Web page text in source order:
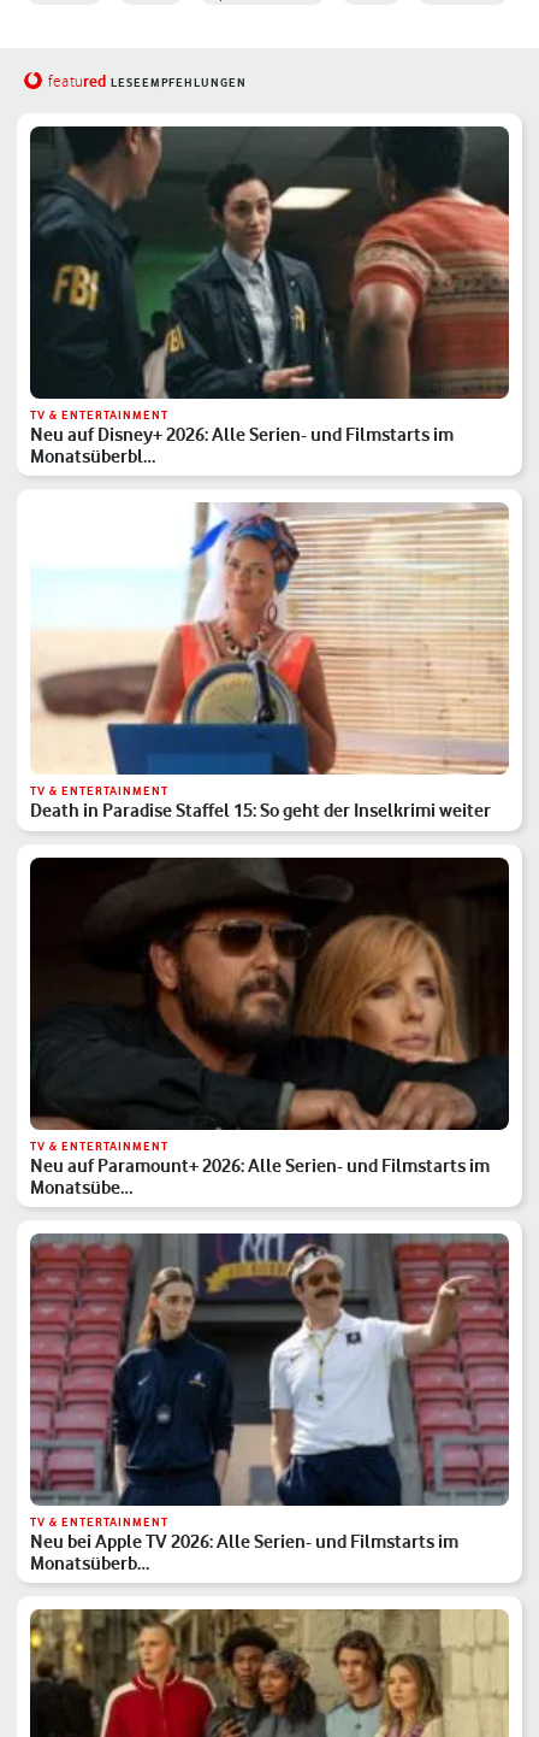
featured LESEEMPFEHLUNGEN
TV & ENTERTAINMENT
Neu auf Disney+ 2026: Alle Serien- und Filmstarts im
Monatsüberbl…
TV & ENTERTAINMENT
Death in Paradise Staffel 15: So geht der Inselkrimi weiter
TV & ENTERTAINMENT
Neu auf Paramount+ 2026: Alle Serien- und Filmstarts im
Monatsübe…
TV & ENTERTAINMENT
Neu bei Apple TV 2026: Alle Serien- und Filmstarts im
Monatsüberb…